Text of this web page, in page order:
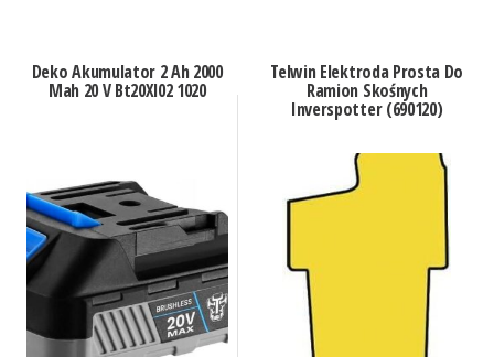
Deko Akumulator 2 Ah 2000
Mah 20 V Bt20Xl02 1020
Telwin Elektroda Prosta Do
Ramion Skośnych
Inverspotter (690120)